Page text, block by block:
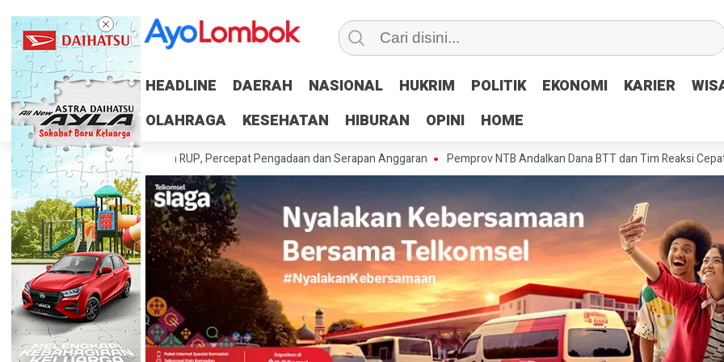
HEADLINE DAERAH NASIONAL HUKRIM POLITIK EKONOMI KARIER
OLAHRAGA
KESEHATAN HIBURAN OPINI HOME
HEADLINE DAERAH NASIONAL HUKRIM POLITIK EKONOMI KARIER
OLAHRAGA
KESEHATAN HIBURAN OPINI HOME
Tuntaskan 100 Persen RUP, Percepat Pengadaan dan Serapan Anggaran Pemprov NTB Andalkan Dana BTT dan Tim Reaksi Cepat Tangani